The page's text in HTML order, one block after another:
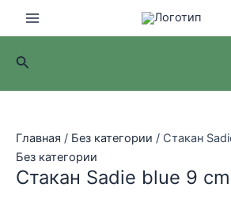
Main
Menu
Поиск
Главная / Без категории / Стакан
Без категории
Стакан Sadie blue 9 cm